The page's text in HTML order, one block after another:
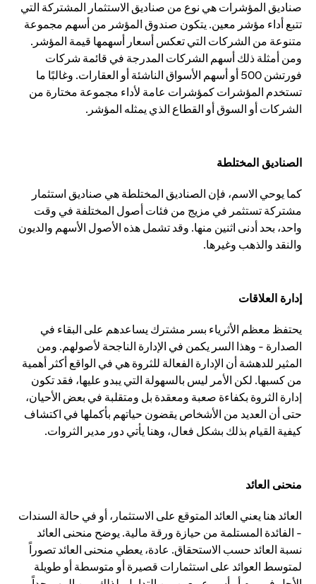
صناديق المؤشرات هي نوع من صناديق الاستثمار المشتركة التي
تتبع أداء مؤشر معين. يتكون صندوق المؤشر من أسهم مجموعة
متنوعة من الشركات التي تعكس أسعار أسهمها قيمة المؤشر.
ومن أمثلة ذلك أسهم الشركات المدرجة في قائمة شركات
فورتشن 500 أو أسهم الأسواق الناشئة أو العقارات. وغالبًا ما
تستخدم المؤشرات كمؤشرات عامة لأداء مجموعة مختارة من
الشركات أو السوق أو القطاع الذي يمثله المؤشر.
الصناديق المختلطة
كما يوحي الاسم، فإن الصناديق المختلطة هي صناديق استثمار
مشتركة تستثمر في مزيج من فئات أصول المختلفة في وقت
واحد، بحد أدنى اثنين منها. وقد تشمل هذه الأصول الأسهم والديون
والنقد والذهب وغيرها.
إدارة العلاقات
يحتفظ معظم الأثرياء بسر مشترك يساعدهم على البقاء في
الصدارة - وهذا السر يكمن في الإدارة الناجحة لأصولهم. ومن
المثير للدهشة أن الإدارة الفعالة للثروة هي في الواقع أكثر أهمية
من كسبها. لكن الأمر ليس بالسهولة التي يبدو عليها، فقد تكون
إدارة الثروة بكفاءة صعبة ومعقدة بل ومتقلبة في بعض الأحيان،
حتى أن العديد من الأشخاص يقضون حياتهم بأكملها في اكتشاف
كيفية القيام بذلك بشكل فعال، وهنا يأتي دور مدير الثروات.
منحنى العائد
العائد هنا يعني العائد المتوقع على الاستثمار، أو في حالة السندات
- الفائدة المستلمة من حيازة ورقة مالية. يوضح منحنى العائد
نسبة العائد حسب الاستحقاق. عادة، يعطي منحنى العائد تصوراً
لمتوسط العوائد على استثمارات قصيرة أو متوسطة أو طويلة